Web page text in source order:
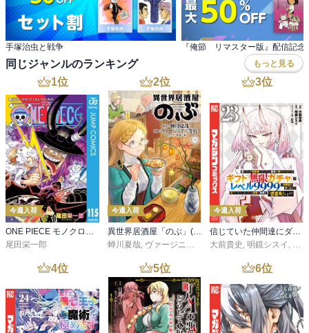
手塚治虫と戦争
同じジャンルのランキング もっと見る
1位
今週入荷
尾田栄一郎
2位
今週入荷
蝉川夏哉 ヴァージニア二等兵 ,転
3位
今週入荷
大前貴史 明鏡シスイ
4位 5位 6位